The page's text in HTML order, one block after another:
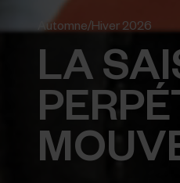
Automne/Hiver 2026
LA